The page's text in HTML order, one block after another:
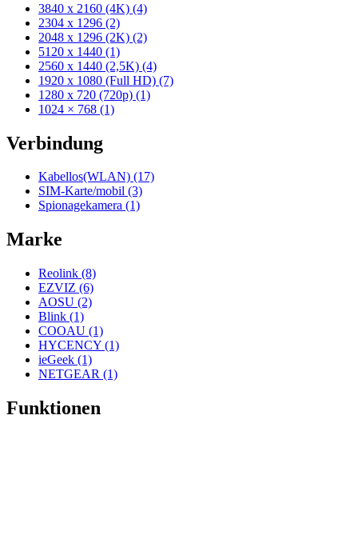
3840 x 2160 (4K) (4)
2304 x 1296 (2)
2048 x 1296 (2K) (2)
5120 x 1440 (1)
2560 x 1440 (2,5K) (4)
1920 x 1080 (Full HD) (7)
1280 x 720 (720p) (1)
1024 × 768 (1)
Verbindung
Kabellos(WLAN) (17)
SIM-Karte/mobil (3)
Spionagekamera (1)
Marke
Reolink (8)
EZVIZ (6)
AOSU (2)
Blink (1)
COOAU (1)
HYCENCY (1)
ieGeek (1)
NETGEAR (1)
Funktionen